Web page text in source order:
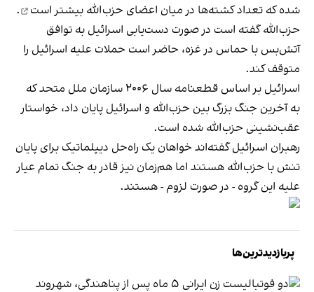
شده که تعداد کشته‌ها در میان اعضای حزب‌الله بیشتر است
.
حزب‌الله گفته است در صورت دست‌یابی اسرائیل به توافق
آتش‌بس با حماس در غزه، حاضر است حملات علیه اسرائیل را
متوقف کند.
اسرائیل بر اساس قطعنامه سال ۲۰۰۶ سازمان ملل متحد که
به آخرین جنگ بزرگ بین حزب‌الله و اسرائیل پایان داد، خواستار
عقب‌نشینی حزب‌الله شده است.
رهبران اسرائیل گفته‌اند خواهان یک راه‌حل دیپلماتیک برای پایان
تنش با حزب‌الله هستند اما هم‌زمان نیز قادر به جنگ تمام عیار
علیه این گروه - در صورت لزوم - هستند.
پربازدیدترین‌ها